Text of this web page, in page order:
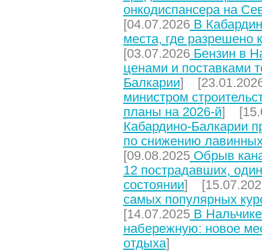
онкодиспансера на
[04.07.2026В
места, где разрешено
[03.07.2026Бензин в
ценами и поставками
Балкарии]
министром
планы на 2026-й]
Кабардино-Балкарии
по снижению
[09.08.2025Обрыв
12 пострадавших,
состоянии]
самых популярных
[14.07.2025В
набережную: новое
отдыха]